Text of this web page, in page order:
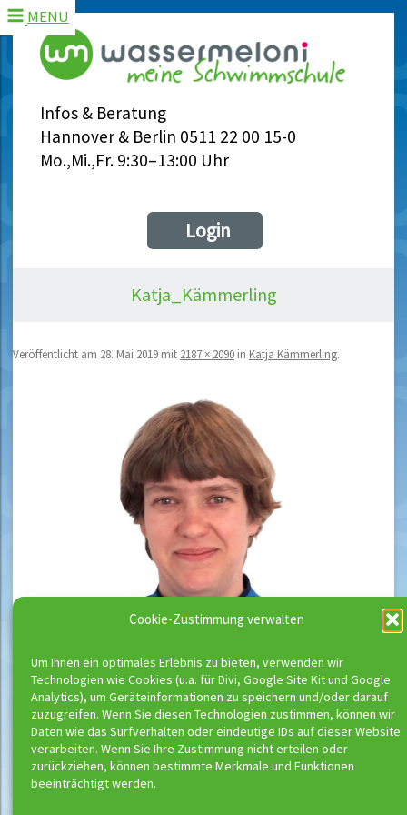
Cookie-Zustimmung verwalten
Um Ihnen ein optimales Erlebnis zu bieten, verwenden wir
Technologien wie Cookies (u.a. für Divi, Google Site Kit und Google
Analytics), um Geräteinformationen zu speichern und/oder darauf
zuzugreifen. Wenn Sie diesen Technologien zustimmen, können wir
Daten wie das Surfverhalten oder eindeutige IDs auf dieser Website
verarbeiten. Wenn Sie Ihre Zustimmung nicht erteilen oder
zurückziehen, können bestimmte Merkmale und Funktionen
beeinträchtigt werden.
Infos & Beratung
Hannover & Berlin 0511 22 00 15-0
Mo.,Mi.,Fr. 9:30–13:00 Uhr
MENU
Login
Katja_Kämmerling
Veröffentlicht am 28. Mai 2019 mit 2187 × 2090 in Katja Kämmerling.